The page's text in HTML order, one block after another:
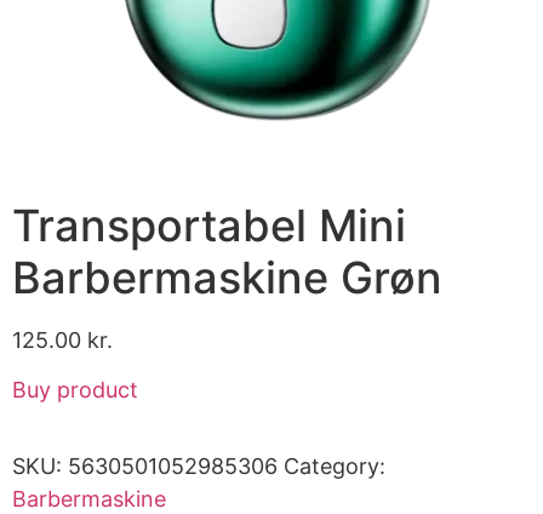
Transportabel Mini
Barbermaskine Grøn
125.00 kr.
Buy product
SKU: 5630501052985306 Category:
Barbermaskine